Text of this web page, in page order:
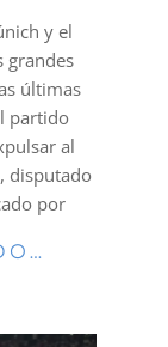
y el
grandes
últimas
partido
al
disputado
por